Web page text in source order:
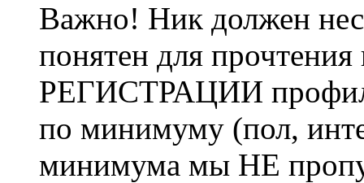
Важно! Ник должен
понятен для
РЕГИСТРАЦИИ профиль
по минимуму (пол,
минимума мы НЕ